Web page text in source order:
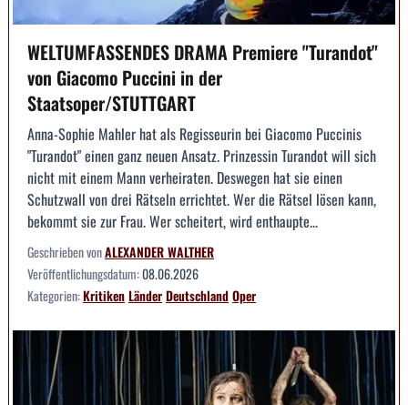
WELTUMFASSENDES DRAMA Premiere "Turandot"
von Giacomo Puccini in der
Staatsoper/STUTTGART
Anna-Sophie Mahler hat als Regisseurin bei Giacomo Puccinis
"Turandot" einen ganz neuen Ansatz. Prinzessin Turandot will sich
nicht mit einem Mann verheiraten. Deswegen hat sie einen
Schutzwall von drei Rätseln errichtet. Wer die Rätsel lösen kann,
bekommt sie zur Frau. Wer scheitert, wird enthaupte...
Geschrieben vonALEXANDER WALTHER
Veröffentlichungsdatum:08.06.2026
Kategorien:KritikenLänderDeutschlandOper